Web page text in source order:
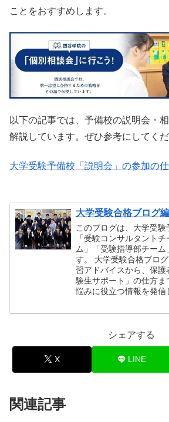
ことをおすすめします。
以下の記事では、予備校の説明会・
解説しています。ぜひ参考にしてくだ
大学受験予備校「説明会」の参加の
大学受験合格ブログ
このブログは、大学受
「受験コンサルタント
ム」「受験指導部チーム
す。 大学受験合格ブロ
習アドバイスから、保
験生サポート」の仕方ま
悩みに役立つ情報を発信
シェアする
X LINE
関連記事